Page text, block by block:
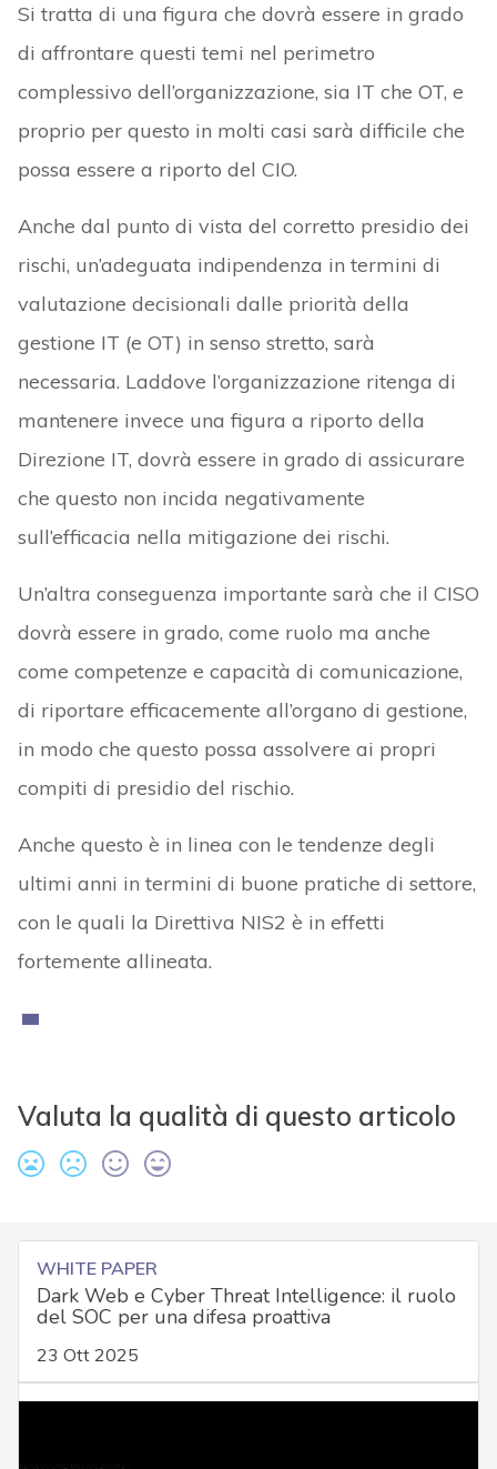
Si tratta di una figura che dovrà essere in grado
di affrontare questi temi nel perimetro
complessivo dell’organizzazione, sia IT che OT, e
proprio per questo in molti casi sarà difficile che
possa essere a riporto del CIO.
Anche dal punto di vista del corretto presidio dei
rischi, un’adeguata indipendenza in termini di
valutazione decisionali dalle priorità della
gestione IT (e OT) in senso stretto, sarà
necessaria. Laddove l’organizzazione ritenga di
mantenere invece una figura a riporto della
Direzione IT, dovrà essere in grado di assicurare
che questo non incida negativamente
sull’efficacia nella mitigazione dei rischi.
Un’altra conseguenza importante sarà che il CISO
dovrà essere in grado, come ruolo ma anche
come competenze e capacità di comunicazione,
di riportare efficacemente all’organo di gestione,
in modo che questo possa assolvere ai propri
compiti di presidio del rischio.
Anche questo è in linea con le tendenze degli
ultimi anni in termini di buone pratiche di settore,
con le quali la Direttiva NIS2 è in effetti
fortemente allineata.
Valuta la qualità di questo articolo
WHITE PAPER
Dark Web e Cyber Threat Intelligence: il ruolo
del SOC per una difesa proattiva
23 Ott 2025